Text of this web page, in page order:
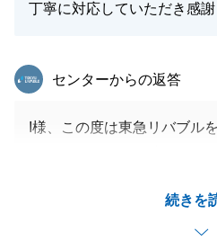
丁寧に対応していただき感謝
続きを
東急リバブル
センターからの返答
I様、この度は東急リバブル
ただき、無事にお引渡しが